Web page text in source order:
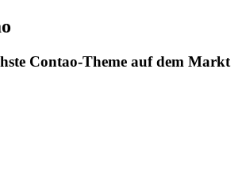
Contao-Theme auf dem Markt